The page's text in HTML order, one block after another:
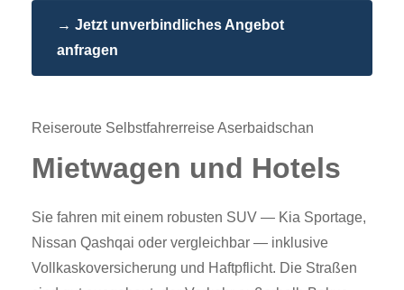
→ Jetzt unverbindliches Angebot
anfragen
Reiseroute Selbstfahrerreise Aserbaidschan
Mietwagen und Hotels
Sie fahren mit einem robusten SUV — Kia Sportage,
Nissan Qashqai oder vergleichbar — inklusive
Vollkaskoversicherung und Haftpflicht. Die Straßen